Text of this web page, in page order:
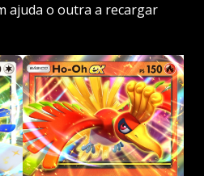
ajuda o outra a recargar